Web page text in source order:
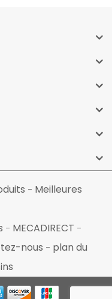
Meilleures
MECADIRECT
nous
plan du